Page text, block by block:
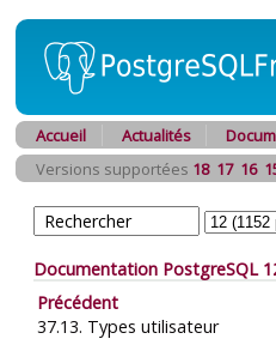
Accueil Actualités
Versions supportées 18 17 16
Documentation PostgreSQL
Précédent
37.13. Types utilisateur